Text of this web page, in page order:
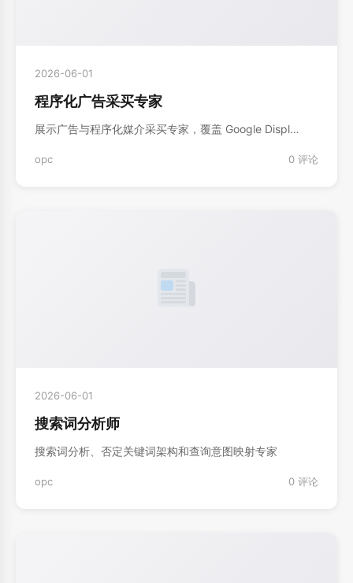
2026-06-01
程序化广告采买专家
展示广告与程序化媒介采买专家，覆盖 Google Displ…
opc 0 评论
2026-06-01
搜索词分析师
搜索词分析、否定关键词架构和查询意图映射专家
opc 0 评论